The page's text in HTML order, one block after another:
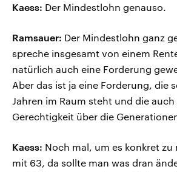
Kaess: Der Mindestlohn genauso.
Ramsauer: Der Mindestlohn ganz
spreche insgesamt von einem
natürlich auch eine Forderung
Aber das ist ja eine Forderung, die
Jahren im Raum steht und die auch
Gerechtigkeit über die
Kaess: Noch mal, um es konkret zu
mit 63, da sollte man was dran